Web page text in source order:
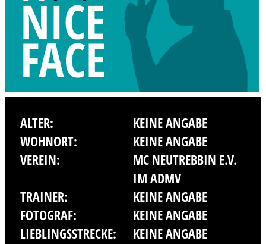
ALTER:
KEINE ANGABE
WOHNORT:
KEINE ANGABE
VEREIN:
MC NEUTREBBIN E.V.
IM ADMV
TRAINER:
KEINE ANGABE
FOTOGRAF:
KEINE ANGABE
LIEBLINGSSTRECKE:
KEINE ANGABE